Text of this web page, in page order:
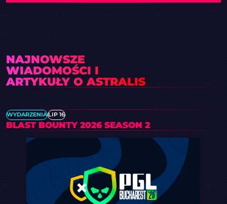
NAJNOWSZE
WIADOMOŚCI I
ARTYKUŁY O ASTRALIS
WYDARZENIALIP 16
BLAST BOUNTY 2026 SEASON 2